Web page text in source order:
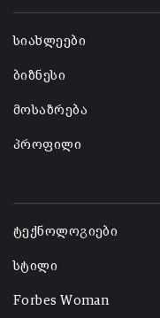
სიახლეები
ბიზნესი
მოსაზრება
პროფილი
ტექნოლოგიები
სტილი
Forbes Woman